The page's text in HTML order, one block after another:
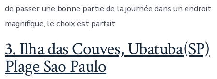
de passer une bonne partie de la journée dans un endroit
magnifique, le choix est parfait.
3. Ilha das Couves, Ubatuba(SP)
Plage Sao Paulo